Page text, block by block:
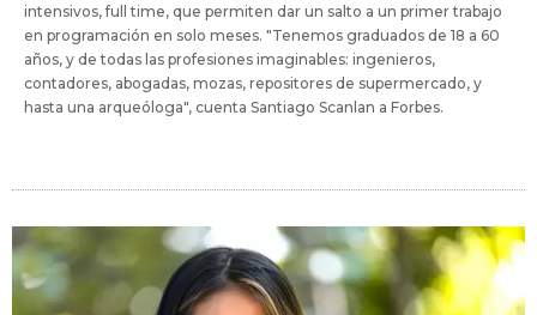
intensivos, full time, que permiten dar un salto a un primer trabajo
en programación en solo meses. "Tenemos graduados de 18 a 60
años, y de todas las profesiones imaginables: ingenieros,
contadores, abogadas, mozas, repositores de supermercado, y
hasta una arqueóloga", cuenta Santiago Scanlan a Forbes.